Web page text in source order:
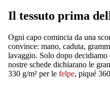
Il tessuto prima
Ogni capo comincia da una
convince: mano, caduta,
lavaggio. Solo dopo decidiamo
nostre schede dichiarano le
330 g/m² per le felpe, piqué